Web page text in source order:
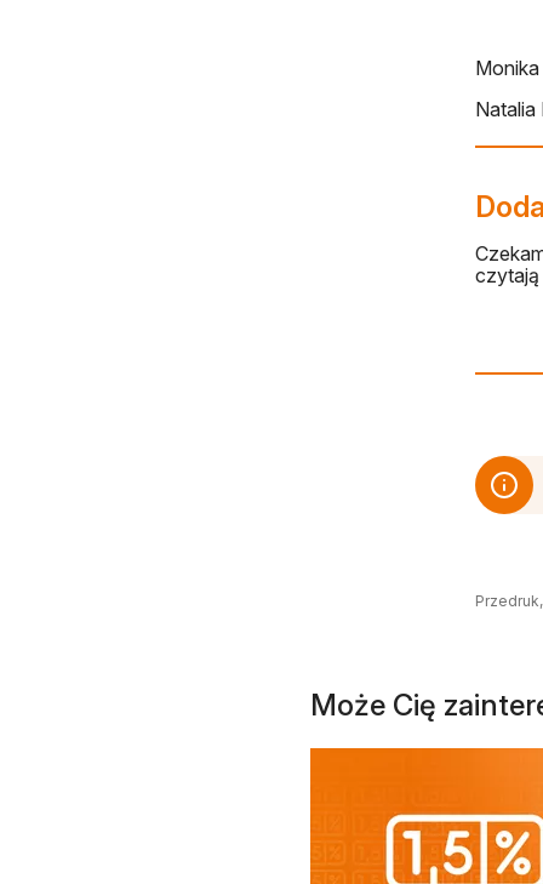
czytają
Może Cię